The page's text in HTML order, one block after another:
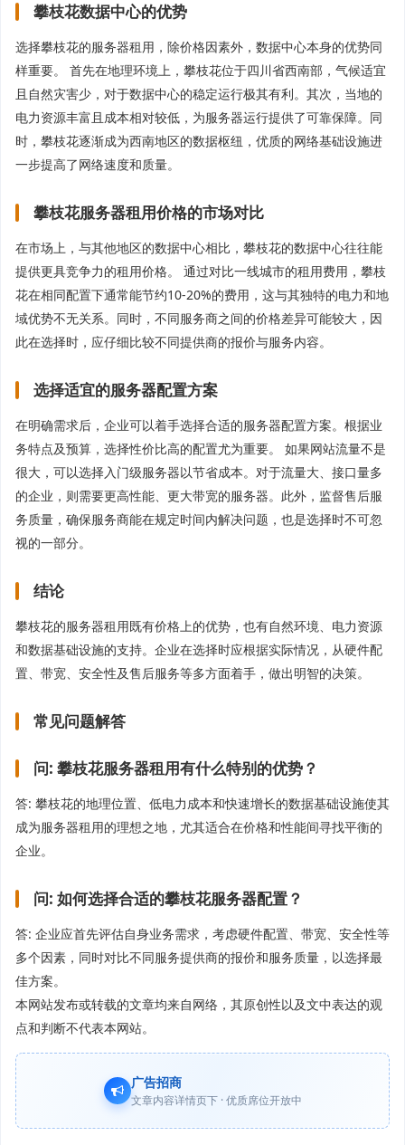
攀枝花数据中心的优势
选择攀枝花的服务器租用，除价格因素外，数据中心本身的优势同
样重要。 首先在地理环境上，攀枝花位于四川省西南部，气候适宜
且自然灾害少，对于数据中心的稳定运行极其有利。其次，当地的
电力资源丰富且成本相对较低，为服务器运行提供了可靠保障。同
时，攀枝花逐渐成为西南地区的数据枢纽，优质的网络基础设施进
一步提高了网络速度和质量。
攀枝花服务器租用价格的市场对比
在市场上，与其他地区的数据中心相比，攀枝花的数据中心往往能
提供更具竞争力的租用价格。 通过对比一线城市的租用费用，攀枝
花在相同配置下通常能节约10-20%的费用，这与其独特的电力和地
域优势不无关系。同时，不同服务商之间的价格差异可能较大，因
此在选择时，应仔细比较不同提供商的报价与服务内容。
选择适宜的服务器配置方案
在明确需求后，企业可以着手选择合适的服务器配置方案。根据业
务特点及预算，选择性价比高的配置尤为重要。 如果网站流量不是
很大，可以选择入门级服务器以节省成本。对于流量大、接口量多
的企业，则需要更高性能、更大带宽的服务器。此外，监督售后服
务质量，确保服务商能在规定时间内解决问题，也是选择时不可忽
视的一部分。
结论
攀枝花的服务器租用既有价格上的优势，也有自然环境、电力资源
和数据基础设施的支持。企业在选择时应根据实际情况，从硬件配
置、带宽、安全性及售后服务等多方面着手，做出明智的决策。
常见问题解答
问: 攀枝花服务器租用有什么特别的优势？
答: 攀枝花的地理位置、低电力成本和快速增长的数据基础设施使其
成为服务器租用的理想之地，尤其适合在价格和性能间寻找平衡的
企业。
问: 如何选择合适的攀枝花服务器配置？
答: 企业应首先评估自身业务需求，考虑硬件配置、带宽、安全性等
多个因素，同时对比不同服务提供商的报价和服务质量，以选择最
佳方案。
本网站发布或转载的文章均来自网络，其原创性以及文中表达的观
点和判断不代表本网站。
广告招商
文章内容详情页下 · 优质席位开放中